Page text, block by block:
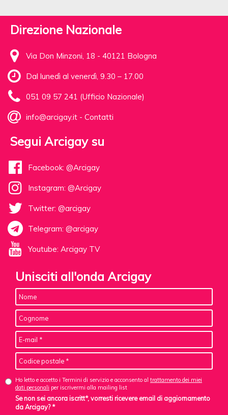
Direzione Nazionale
Via Don Minzoni, 18 - 40121 Bologna
Dal lunedì al venerdì, 9.30 – 17.00
051 09 57 241 (Ufficio Nazionale)
info@arcigay.it - Contatti
Segui Arcigay su
Facebook: @Arcigay
Instagram: @Arcigay
Twitter: @arcigay
Telegram: @arcigay
Youtube: Arcigay TV
Unisciti all'onda Arcigay
Ho letto e accetto i Termini di servizio e acconsento al trattamento dei miei
dati personali per iscrivermi alla mailing list
Se non sei ancora iscritt*, vorresti ricevere email di aggiornamento
da Arcigay? *